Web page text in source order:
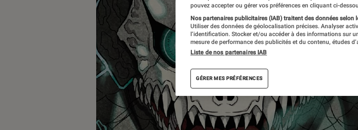
pouvez accepter ou gérer vos préférences en cliquant ci-
Nos partenaires publicitaires (IAB) traitent des données selon
Utiliser des données de géolocalisation précises. Analyser
l’identification. Stocker et/ou accéder à des informations sur
mesure de performance des publicités et du contenu, études
Liste de nos partenaires IAB
GÉRER MES PRÉFÉRENCES